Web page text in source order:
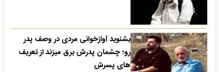
بشنوید آوازخوانی مردی در وصف پدر
رو؛ چشمان پدرش برق میزند از تعریف
های پسرش